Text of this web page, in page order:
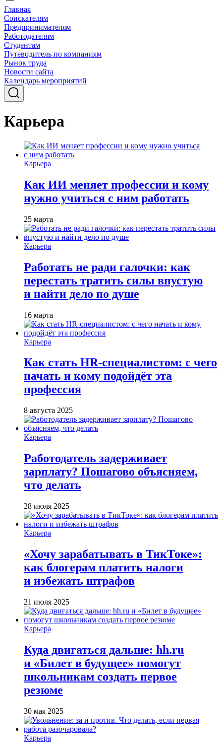
Главная
Соискателям
Предпринимателям
Работодателям
Студентам
Путеводитель по компаниям
Рынок труда
Новости сайта
Календарь мероприятий
Карьера
Карьера
Как ИИ меняет профессии и кому
нужно учиться с ним работать
25 марта
Карьера
Работать не ради галочки: как
перестать тратить силы впустую
и найти дело по душе
16 марта
Карьера
Как стать HR-специалистом: с чего
начать и кому подойдёт эта
профессия
8 августа 2025
Карьера
Работодатель задерживает
зарплату? Пошагово объясняем,
что делать
28 июля 2025
Карьера
«Хочу зарабатывать в ТикТоке»:
как блогерам платить налоги
и избежать штрафов
21 июля 2025
Карьера
Куда двигаться дальше: hh.ru
и «Билет в будущее» помогут
школьникам создать первое
резюме
30 мая 2025
Карьера